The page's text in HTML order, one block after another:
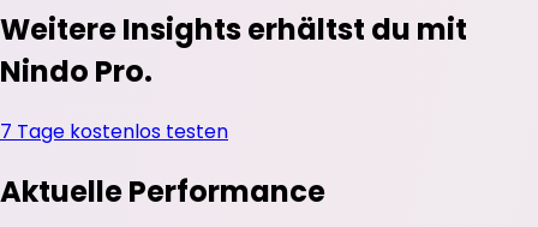
Weitere Insights erhältst du mit
Nindo Pro.
7 Tage kostenlos testen
Aktuelle Performance